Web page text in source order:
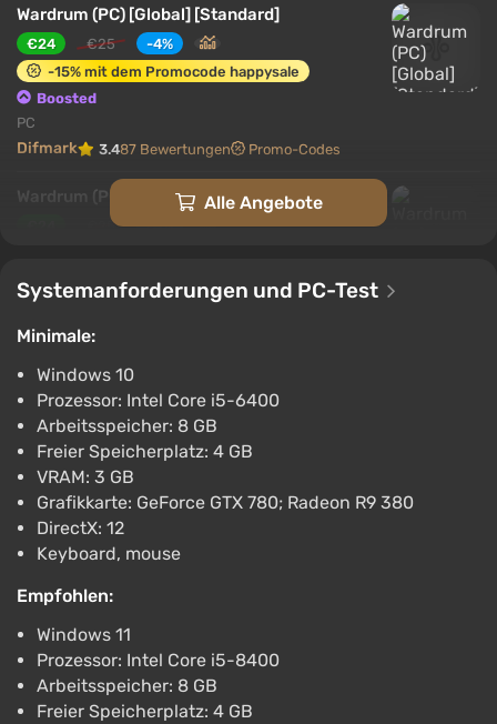
Wardrum (PC) [Global] [Standard]
€24 €25
-4%
-15% mit dem Promocode happysale
Boosted
PC
Difmark 3.487 Bewertungen Promo-Codes
Wardrum (PC) [Europe] [Standard]
€25
-4%
Boosted
PC
Difmark
Wardrum STEAM GIFT AUTODELIVERY
€5.61
ggsel 4.2457 Bewertungen
Unterstützung bei VGTimes
Wardrum Steam Gift / Russia + WORLD /
AUTO
PC
ggsel 4.2457 Bewertungen
Wardrum / Steam AUTO / RU + WORLD
Alle Angebote
Systemanforderungen und PC-Test
Minimale:
Windows 10
Prozessor: Intel Core i5-6400
Arbeitsspeicher: 8 GB
Freier Speicherplatz: 4 GB
VRAM: 3 GB
Grafikkarte: GeForce GTX 780; Radeon R9 380
DirectX: 12
Keyboard, mouse
Empfohlen:
Windows 11
Prozessor: Intel Core i5-8400
Arbeitsspeicher: 8 GB
Freier Speicherplatz: 4 GB